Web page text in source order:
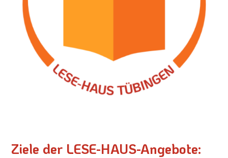
Ziele der LESE-HAUS-Angebote: